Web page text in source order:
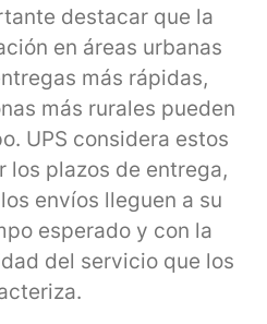
destacar que la
en áreas urbanas
más rápidas,
más rurales pueden
UPS considera estos
los plazos de entrega,
envíos lleguen a su
esperado y con la
del servicio que los